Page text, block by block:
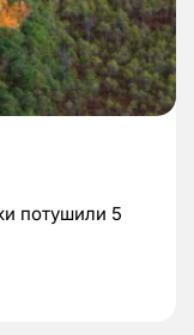
потушили 5